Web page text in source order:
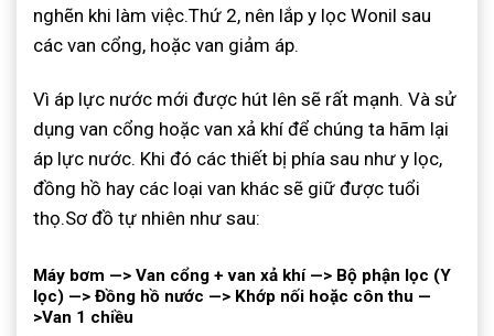
nghẽn khi làm việc.Thứ 2, nên lắp y lọc Wonil sau
các van cổng, hoặc van giảm áp.
Vì áp lực nước mới được hút lên sẽ rất mạnh. Và sử
dụng van cổng hoặc van xả khí để chúng ta hãm lại
áp lực nước. Khi đó các thiết bị phía sau như y lọc,
đồng hồ hay các loại van khác sẽ giữ được tuổi
thọ.Sơ đồ tự nhiên như sau:
Máy bơm —> Van cổng + van xả khí —> Bộ phận lọc (Y
lọc) —> Đồng hồ nước —> Khớp nối hoặc côn thu —
>Van 1 chiều